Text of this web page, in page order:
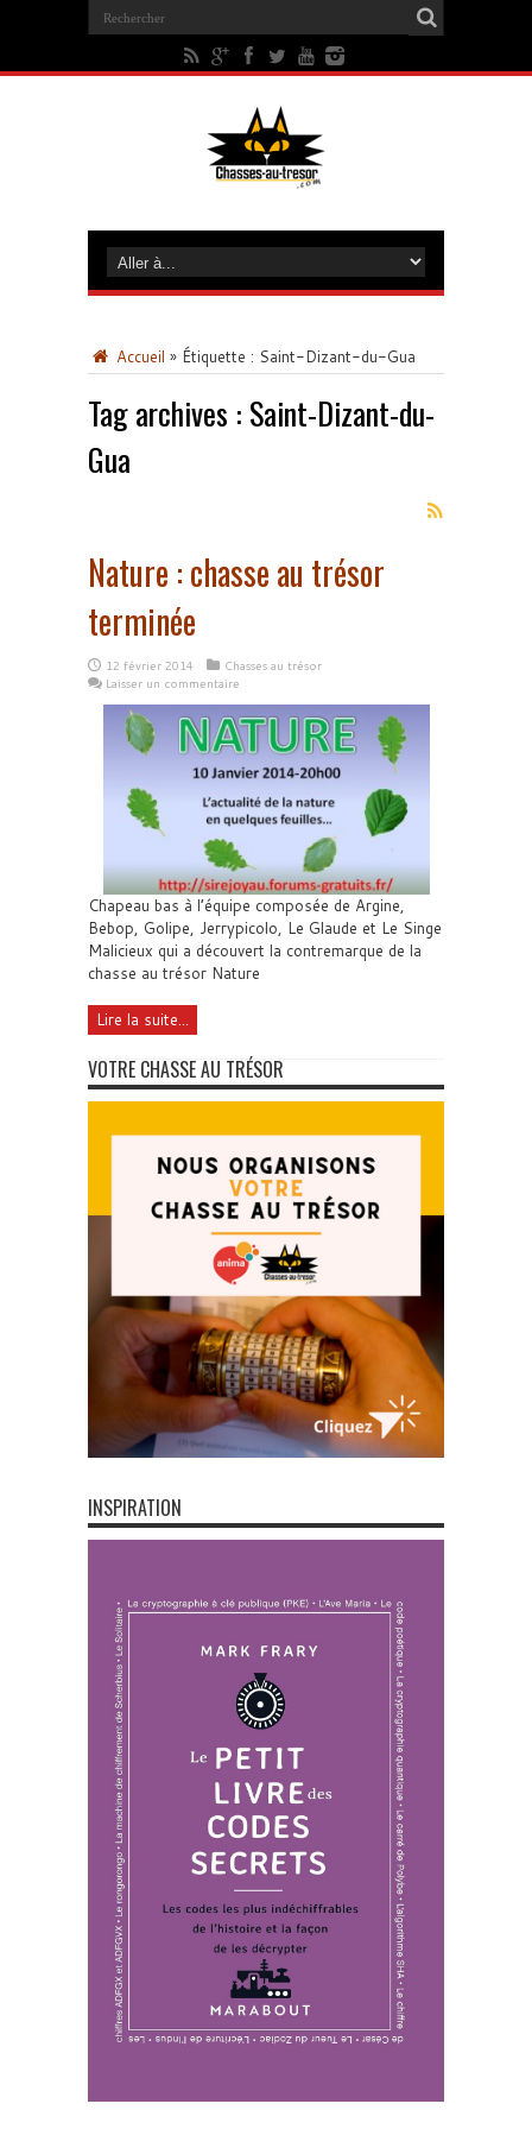
Accueil » Étiquette : Saint-Dizant-du-Gua
Tag archives : Saint-Dizant-du-
Gua
Nature : chasse au trésor
terminée
12 février 2014
Chasses au trésor
Laisser un commentaire
Chapeau bas à l’équipe composée de Argine,
Bebop, Golipe, Jerrypicolo, Le Glaude et Le Singe
Malicieux qui a découvert la contremarque de la
chasse au trésor Nature
Lire la suite...
VOTRE CHASSE AU TRÉSOR
INSPIRATION